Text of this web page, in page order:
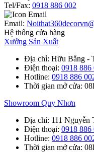
Tel/Fax: 0918 886 002
Email:
Hệ thống cửa hàng
Xưởng Sản Xuất
Địa chỉ: Hữu Bằng -
Điện thoại: 0918 886
Hotline: 0918 886
Thời gian mở cửa:
Showroom Quy Nhơn
Địa chỉ: 111
Điện thoại: 0918 886
Hotline: 0918 886
Thời gian mở cửa: